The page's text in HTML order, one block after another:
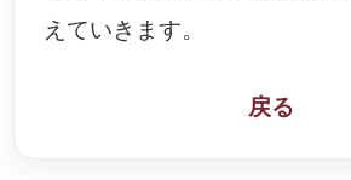
えていきます。
戻る